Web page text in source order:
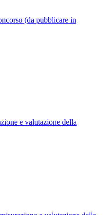
(da pubblicare in
e valutazione della